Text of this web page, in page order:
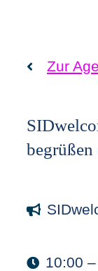
Zur
begrüßen
10:00